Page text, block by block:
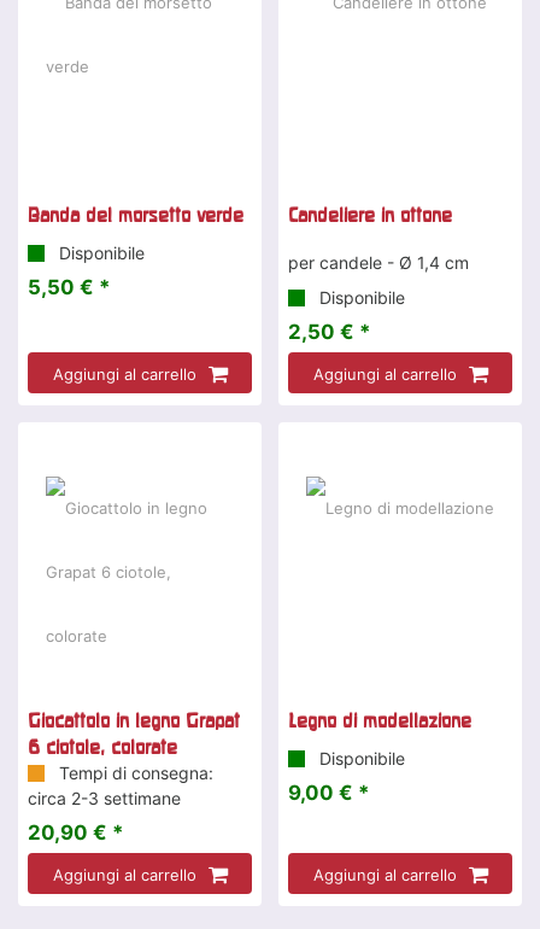
Banda del morsetto verde
Disponibile
5,50 € *
Aggiungi al carrello
Candeliere in ottone
per candele - Ø 1,4 cm
Disponibile
2,50 € *
Aggiungi al carrello
Giocattolo in legno Grapat
6 ciotole, colorate
Tempi di consegna:
circa 2-3 settimane
20,90 € *
Aggiungi al carrello
Legno di modellazione
Disponibile
9,00 € *
Aggiungi al carrello